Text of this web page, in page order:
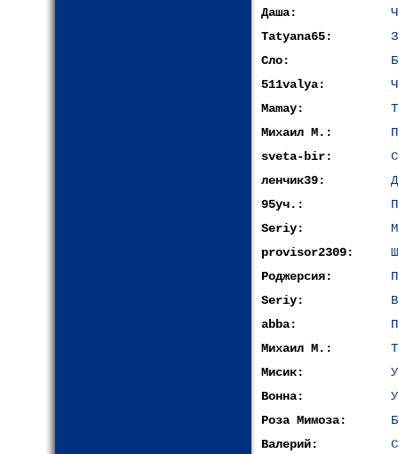
Даша:
Tatyana65:
Сло:
511valya:
Mamay:
Михаил М.:
sveta-bir:
ленчик39:
95уч.:
Seriy:
provisor2309:
Роджерсия:
Seriy:
abba:
Михаил М.:
Мисик:
Вонна:
Роза Мимоза:
Валерий: